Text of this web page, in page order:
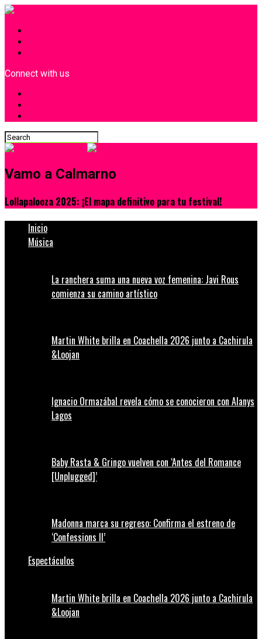
Connect with us
Vamo a Calmarno
Lollapalooza 2025: ¡El mapa definitivo para tu festival!
Inicio
Música
La ranchera suma una nueva voz femenina: Javi Rous
comienza su camino artístico
Martin White brilla en Coachella 2026 junto a Cachirula
&Loojan
Ignacio Ormazábal revela cómo se conocieron con Alanys
Lagos
Baby Rasta & Gringo vuelven con ‘Antes del Romance
[Unplugged]’
Madonna marca su regreso: Confirma el estreno de
‘Confessions II’
Espectáculos
Martin White brilla en Coachella 2026 junto a Cachirula
&Loojan